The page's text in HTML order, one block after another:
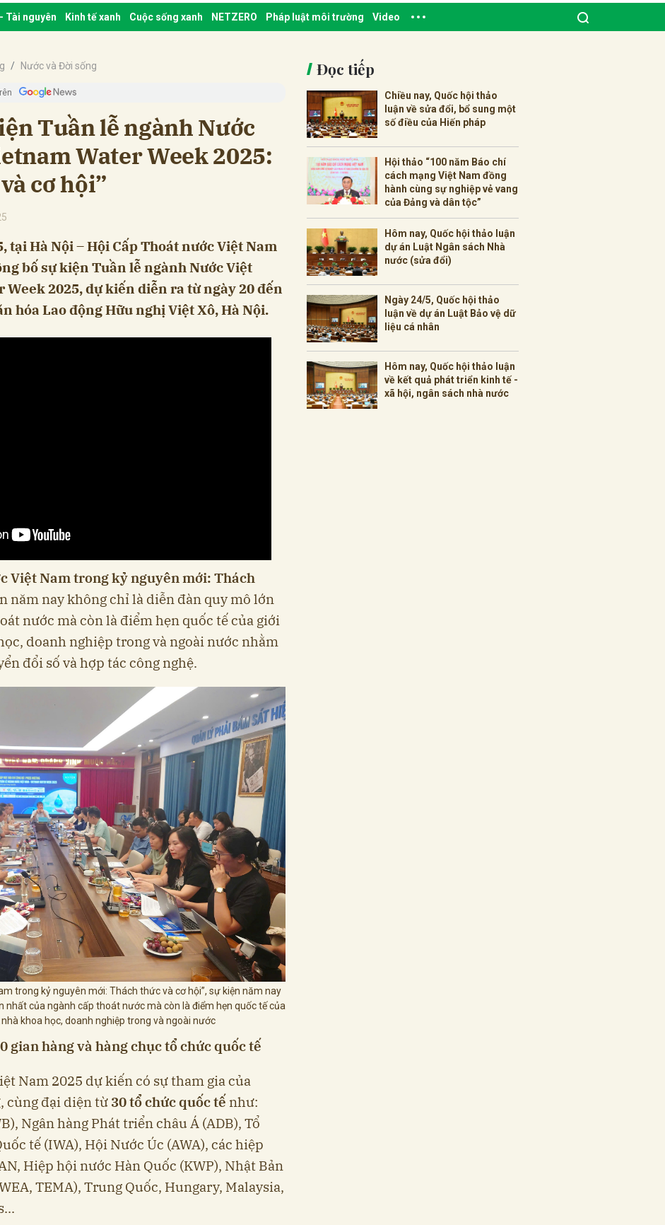
Tài nguyên Kinh tế xanh Cuộc sống xanh NETZERO Pháp luật môi trường Video
Nước và Đời sống
Tuần lễ ngành Nước
Water Week 2025:
cơ hội”
tại Hà Nội – Hội Cấp Thoát nước Việt Nam
bố sự kiện Tuần lễ ngành Nước Việt
Week 2025, dự kiến diễn ra từ ngày 20 đến
hóa Lao động Hữu nghị Việt Xô, Hà Nội.
Việt Nam trong kỷ nguyên mới: Thách
năm nay không chỉ là diễn đàn quy mô lớn
nước mà còn là điểm hẹn quốc tế của giới
doanh nghiệp trong và ngoài nước nhằm
đổi số và hợp tác công nghệ.
trong kỷ nguyên mới: Thách thức và cơ hội”, sự kiện năm nay
nhất của ngành cấp thoát nước mà còn là điểm hẹn quốc tế của
khoa học, doanh nghiệp trong và ngoài nước
gian hàng và hàng chục tổ chức quốc tế
Nam 2025 dự kiến có sự tham gia của
, cùng đại diện từ 30 tổ chức quốc tế như:
Ngân hàng Phát triển châu Á (ADB), Tổ
tế (IWA), Hội Nước Úc (AWA), các hiệp
Hiệp hội nước Hàn Quốc (KWP), Nhật Bản
TEMA), Trung Quốc, Hungary, Malaysia,
Đọc tiếp
Chiều nay, Quốc hội thảo
luận về sửa đổi, bổ sung một
số điều của Hiến pháp
Hội thảo “100 năm Báo chí
cách mạng Việt Nam đồng
hành cùng sự nghiệp vẻ vang
của Đảng và dân tộc”
Hôm nay, Quốc hội thảo luận
dự án Luật Ngân sách Nhà
nước (sửa đổi)
Ngày 24/5, Quốc hội thảo
luận về dự án Luật Bảo vệ dữ
liệu cá nhân
Hôm nay, Quốc hội thảo luận
về kết quả phát triển kinh tế -
xã hội, ngân sách nhà nước